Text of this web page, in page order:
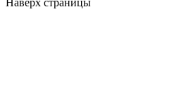
Наверх страницы